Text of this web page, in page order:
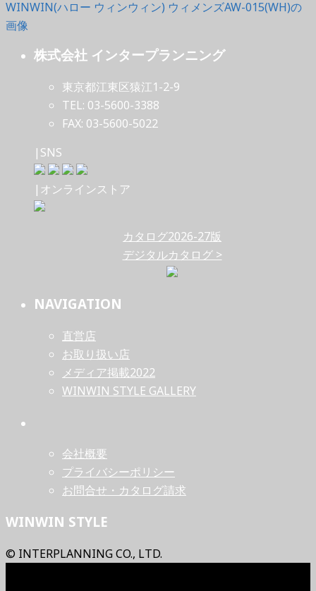
株式会社 インタープランニング
東京都江東区猿江1-2-9
TEL: 03-5600-3388
FAX: 03-5600-5022
|SNS
|オンラインストア
カタログ2026-27版
デジタルカタログ >
NAVIGATION
直営店
お取り扱い店
メディア掲載2022
WINWIN STYLE GALLERY
会社概要
プライバシーポリシー
お問合せ・カタログ請求
WINWIN STYLE
© INTERPLANNING CO., LTD.